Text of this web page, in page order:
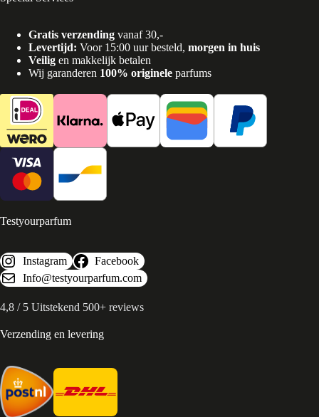
Gratis verzending vanaf 30,-
Levertijd: Voor 15:00 uur besteld, morgen in huis
Veilig en makkelijk betalen
Wij garanderen 100% originele parfums
Testyourparfum
Instagram
Facebook
Info@testyourparfum.com
4,8 / 5 Uitstekend 500+ reviews
Verzending en levering